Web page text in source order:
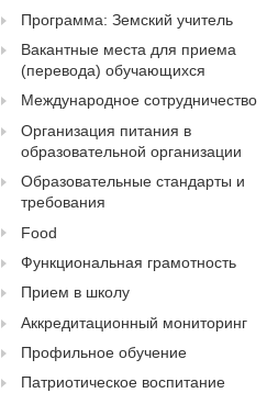
Программа: Земский учитель
Вакантные места для приема
(перевода) обучающихся
Международное сотрудничество
Организация питания в
образовательной организации
Образовательные стандарты и
требования
Food
Функциональная грамотность
Прием в школу
Аккредитационный мониторинг
Профильное обучение
Патриотическое воспитание